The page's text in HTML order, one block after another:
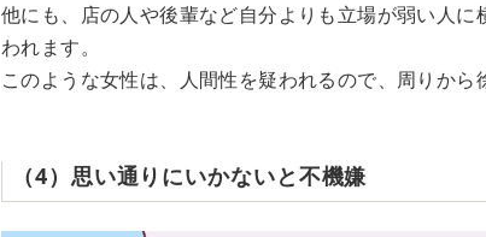
他にも、店の人や後輩など自分よりも立場が弱い人
われます。
このような女性は、人間性を疑われるので、周りから
（4）思い通りにいかないと不機嫌